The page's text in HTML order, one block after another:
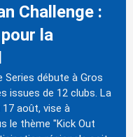
Challenge :
la
Series débute à Gros
issues de 12 clubs. La
août, vise à
le thème "Kick Out